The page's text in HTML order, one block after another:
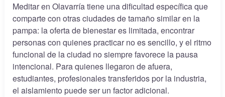
Meditar en Olavarría tiene una dificultad específica que
comparte con otras ciudades de tamaño similar en la
pampa: la oferta de bienestar es limitada, encontrar
personas con quienes practicar no es sencillo, y el ritmo
funcional de la ciudad no siempre favorece la pausa
intencional. Para quienes llegaron de afuera,
estudiantes, profesionales transferidos por la industria,
el aislamiento puede ser un factor adicional.